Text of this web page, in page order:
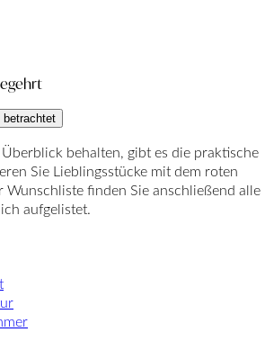
betrachtet
behalten, gibt es die praktische
Sie Lieblingsstücke mit dem roten
Wunschliste finden Sie anschließend alle
aufgelistet.